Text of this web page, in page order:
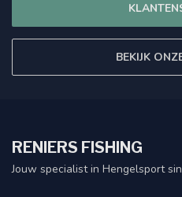
BEKIJK
RENIERS FISHING
Jouw specialist in Hengelsport